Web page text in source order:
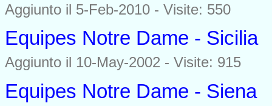
Aggiunto il 5-Feb-2010 - Visite: 550
Equipes Notre Dame - Sicilia
Aggiunto il 10-May-2002 - Visite: 915
Equipes Notre Dame - Siena